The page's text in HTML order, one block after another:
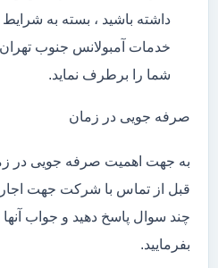
داشته باشید ، بسته به
خدمات آمبولانس جنوب تهران
شما را برطرف نماید.
صرفه جویی در زمان
به جهت اهمیت صرفه جویی در
قبل از تماس با شرکت جهت
چند سوال پاسخ دهید و جواب
بفرمایید.